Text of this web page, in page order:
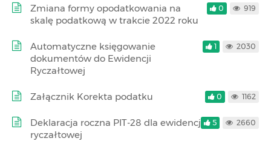
Zmiana formy opodatkowania na
skalę podatkową w trakcie 2022 roku
0 919
Automatyczne księgowanie
dokumentów do Ewidencji
Ryczałtowej
1 2030
Załącznik Korekta podatku 0 1162
Deklaracja roczna PIT-28 dla ewidencji
ryczałtowej
5 2660